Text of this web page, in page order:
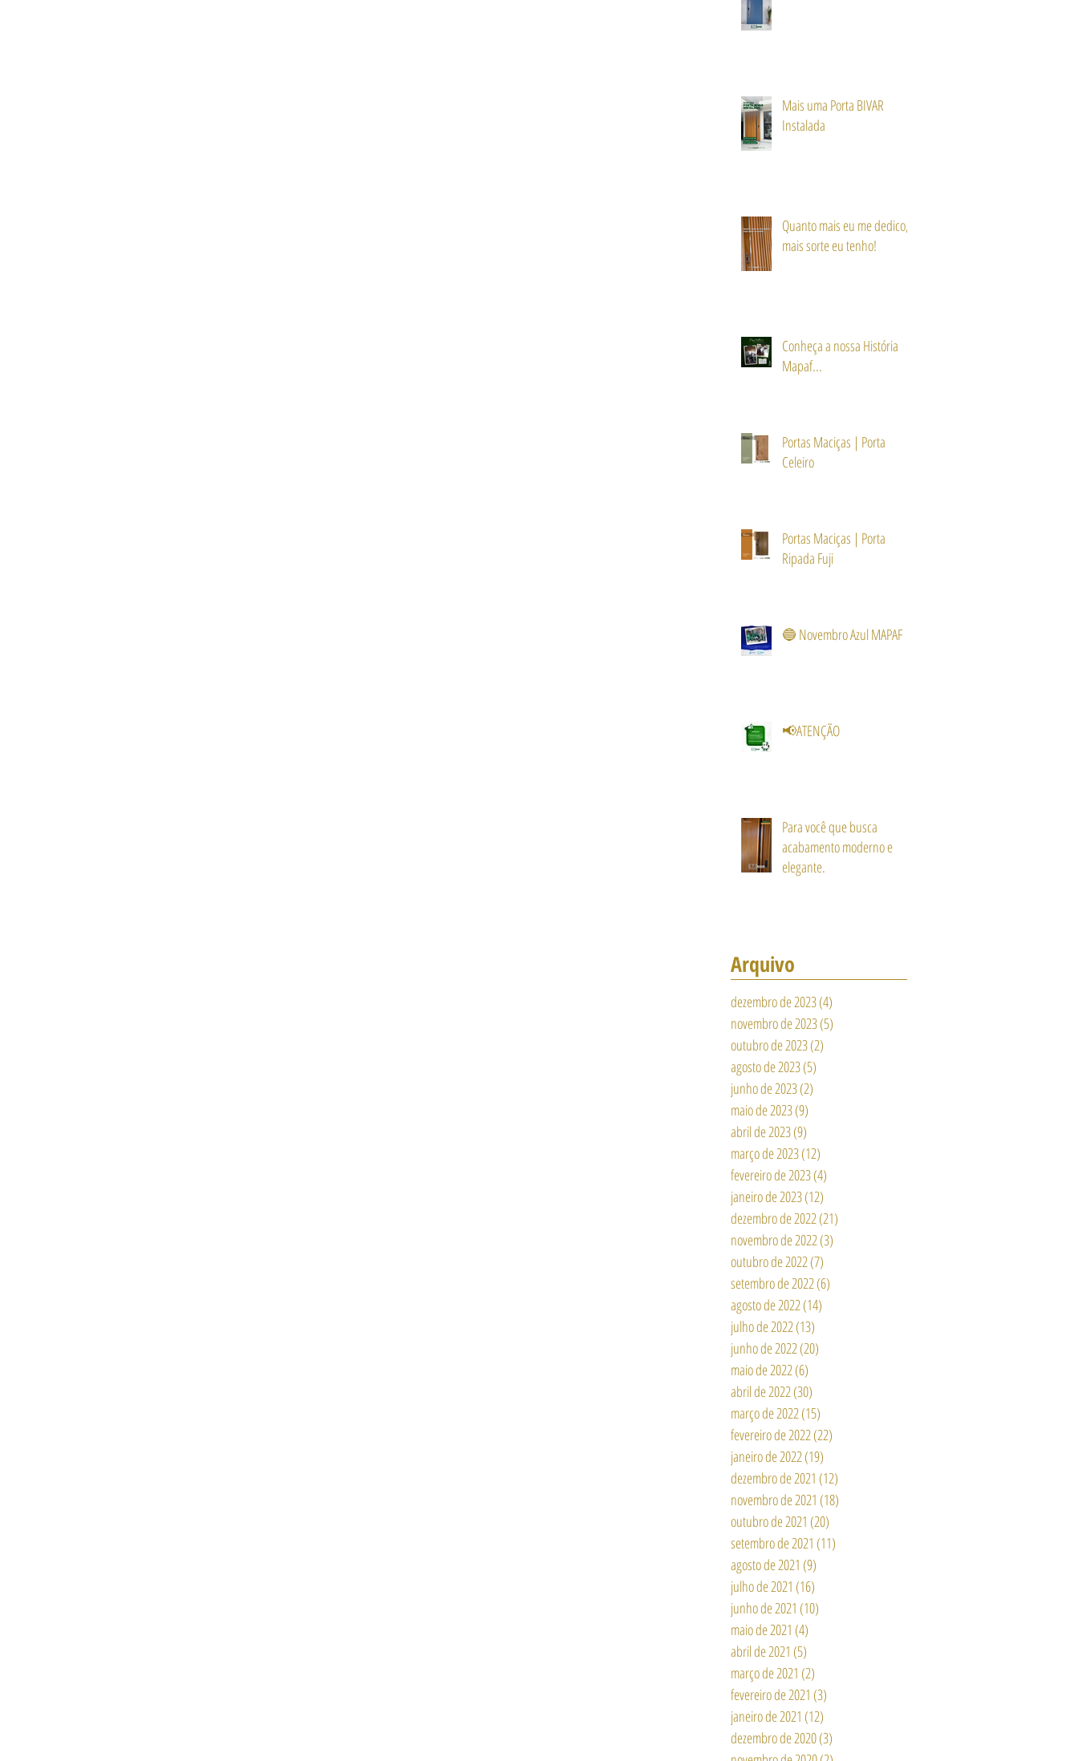
Mais uma Porta BIVAR
Instalada
Quanto mais eu me dedico,
mais sorte eu tenho!
Conheça a nossa História
Mapaf...
Portas Maciças | Porta
Celeiro
Portas Maciças | Porta
Ripada Fuji
🔵 Novembro Azul MAPAF
📢ATENÇÃO
Para você que busca
acabamento moderno e
elegante.
Arquivo
dezembro de 2023(4)
novembro de 2023(5)
outubro de 2023(2)
agosto de 2023(5)
junho de 2023(2)
maio de 2023(9)
abril de 2023(9)
março de 2023(12)
fevereiro de 2023(4)
janeiro de 2023(12)
dezembro de 2022 (21)
novembro de 2022 (3)
outubro de 2022 (7)
setembro de 2022 (6)
agosto de 2022 (14)
julho de 2022 (13)
junho de 2022 (20)
maio de 2022 (6)
abril de 2022 (30)
março de 2022 (15)
fevereiro de 2022 (22)
janeiro de 2022 (19)
dezembro de 2021 (12)
novembro de 2021 (18)
outubro de 2021 (20)
setembro de 2021 (11)
agosto de 2021 (9)
julho de 2021 (16)
junho de 2021 (10)
maio de 2021 (4)
abril de 2021 (5)
março de 2021 (2)
fevereiro de 2021 (3)
janeiro de 2021 (12)
dezembro de 2020(3)